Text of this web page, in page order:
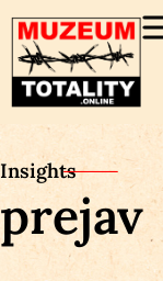
Insights
prejav